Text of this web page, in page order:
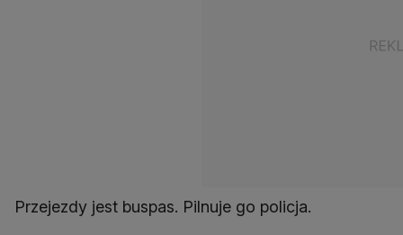
Przejezdy jest buspas. Pilnuje go policja.